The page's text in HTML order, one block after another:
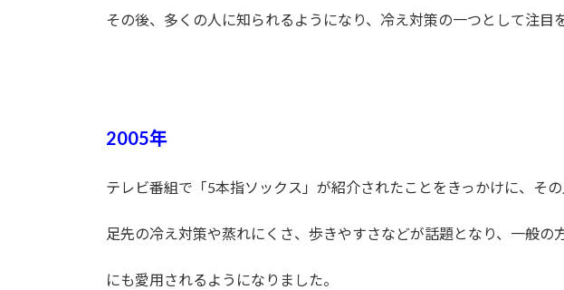
その後、多くの人に知られるようになり、冷え対策の一つとして注目
2005年
テレビ番組で「5本指ソックス」が紹介されたことをきっかけに、その
足先の冷え対策や蒸れにくさ、歩きやすさなどが話題となり、一般の
にも愛用されるようになりました。